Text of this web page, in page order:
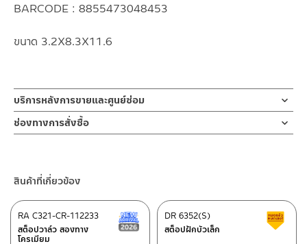
BARCODE : 8855473048453
ขนาด 3.2X8.3X11.6
บริการหลังการขายและศูนย์ซ่อม
ช่องทางออนไลน์
– Email: contact@charnpaiboon.com
ช่องทางการสั่งซื้อ
– Shopee
–Lazada
ติดต่อพนักงานขาย / Contact Sales Staff
สินค้าที่เกี่ยวข้อง
สต็อปวาล์ว สองทาง
โครเมียม
RA C321-CR-112233 New Arrival สินค้าใหม่ ปี 2026
สต็อปฝักบัวเล็ก
DR 6352(S)